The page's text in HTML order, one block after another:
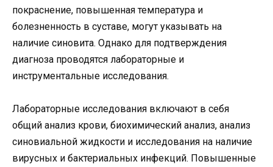
покраснение, повышенная температура и
болезненность в суставе, могут указывать на
наличие синовита. Однако для подтверждения
диагноза проводятся лабораторные и
инструментальные исследования.
Лабораторные исследования включают в себя
общий анализ крови, биохимический анализ, анализ
синовиальной жидкости и исследования на наличие
вирусных и бактериальных инфекций. Повышенные